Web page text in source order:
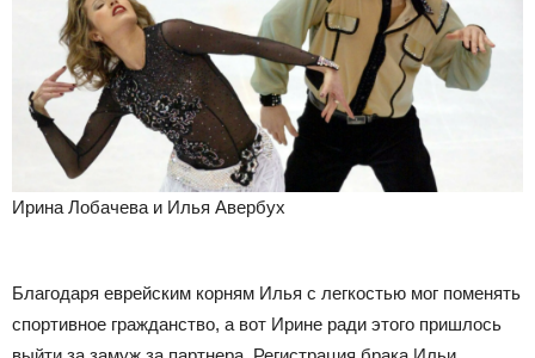
Ирина Лобачева и Илья Авербух
Благодаря еврейским корням Илья с легкостью мог поменять
спортивное гражданство, а вот Ирине ради этого пришлось